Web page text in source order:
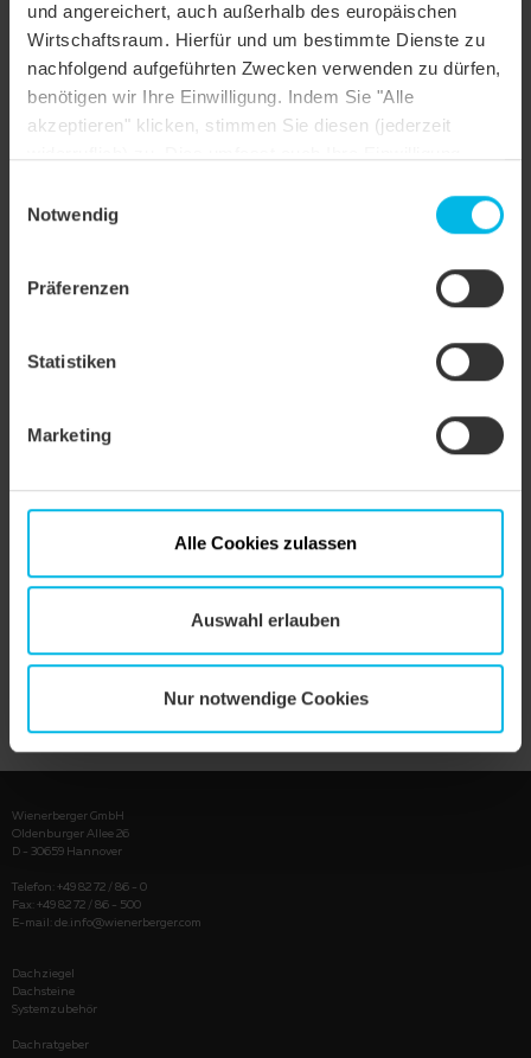
und angereichert, auch außerhalb des europäischen
Wirtschaftsraum. Hierfür und um bestimmte Dienste zu
nachfolgend aufgeführten Zwecken verwenden zu dürfen,
benötigen wir Ihre Einwilligung. Indem Sie "Alle
akzeptieren" klicken, stimmen Sie diesen (jederzeit
Einstellungen ändern oder die Datenverarbeitung
Notwendig
Präferenzen
Statistiken
Marketing
Alle Cookies zulassen
Auswahl erlauben
Nur notwendige Cookies
Objektart Einfamilienhaus
Dachform
Farbe anthrazit engobiert
Objektstil
PRODUKT ANZEIGEN
Wienerberger GmbH
Oldenburger Allee 26
D - 30659 Hannover
Telefon: +49 82 72 / 86 - 0
Fax: +49 82 72 / 86 - 500
E-mail: de.info@wienerberger.com
Dachziegel
Dachsteine
Systemzubehör
Dachratgeber